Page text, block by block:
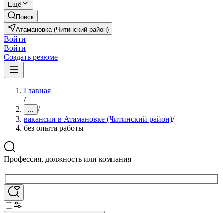
Ещё
Поиск
Атамановка (Читинский район)
Войти
Войти
Создать резюме
Главная
/
... /
вакансии в Атамановке (Читинский район)/
без опыта работы
Профессия, должность или компания